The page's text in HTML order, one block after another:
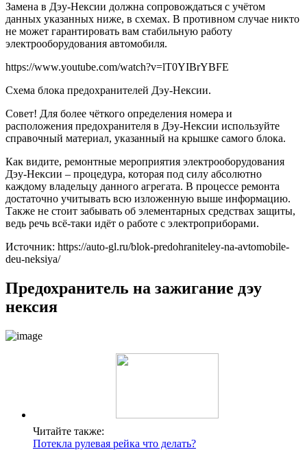
Замена в Дэу-Нексии должна сопровождаться с учётом
данных указанных ниже, в схемах. В противном случае никто
не может гарантировать вам стабильную работу
электрооборудования автомобиля.
https://www.youtube.com/watch?v=lT0YIBrYBFE
Схема блока предохранителей Дэу-Нексии.
Совет! Для более чёткого определения номера и
расположения предохранителя в Дэу-Нексии используйте
справочный материал, указанный на крышке самого блока.
Как видите, ремонтные мероприятия электрооборудования
Дэу-Нексии – процедура, которая под силу абсолютно
каждому владельцу данного агрегата. В процессе ремонта
достаточно учитывать всю изложенную выше информацию.
Также не стоит забывать об элементарных средствах защиты,
ведь речь всё-таки идёт о работе с электроприборами.
Источник: https://auto-gl.ru/blok-predohraniteley-na-avtomobile-
deu-neksiya/
Предохранитель на зажигание дэу
нексия
Читайте также:
Потекла рулевая рейка что делать?